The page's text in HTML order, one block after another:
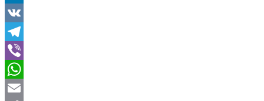
LinkedIn
VK
Telegram
Viber
WhatsApp